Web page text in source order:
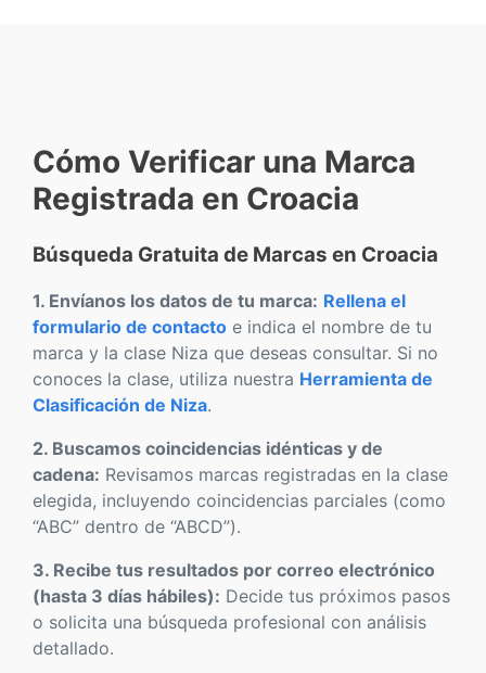
Cómo Verificar una Marca
Registrada en Croacia
Búsqueda Gratuita de Marcas en Croacia
1. Envíanos los datos de tu marca: Rellena el
formulario de contacto e indica el nombre de tu
marca y la clase Niza que deseas consultar. Si no
conoces la clase, utiliza nuestra Herramienta de
Clasificación de Niza.
2. Buscamos coincidencias idénticas y de
cadena: Revisamos marcas registradas en la clase
elegida, incluyendo coincidencias parciales (como
“ABC” dentro de “ABCD”).
3. Recibe tus resultados por correo electrónico
(hasta 3 días hábiles): Decide tus próximos pasos
o solicita una búsqueda profesional con análisis
detallado.